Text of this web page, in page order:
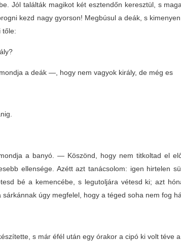
Jól találták magikot két esztendőn keresztül, s
kezd nagy gyorson! Megbúsul a deák, s
tőle:
a deák —, hogy nem vagyok király, de még es
a banyó. — Köszönd, hogy nem titkoltad el
ellensége. Azétt azt tanácsolom: igen hirtelen
bé a kemencébe, s legutoljára vétesd ki; azt
úgy megfelel, hogy a téged soha nem fog
s már éfél után egy órakor a cipó ki volt téve a